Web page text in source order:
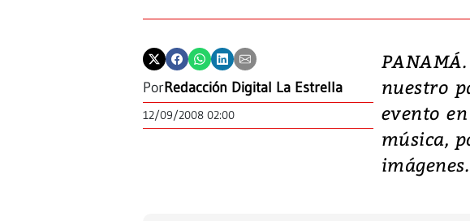
PorRedacción Digital La Estrella
12/09/2008 02:00
nuestro
evento
música,